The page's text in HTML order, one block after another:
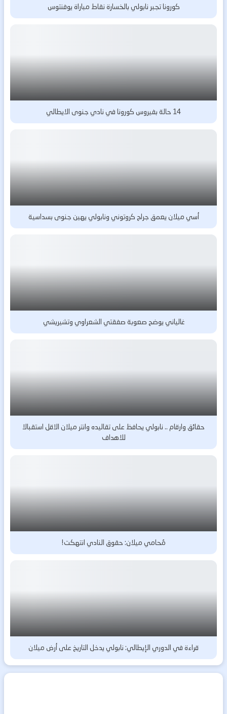
كورونا تجبر نابولي بالخسارة نقاط مباراة يوفنتوس
14 حالة بفيروس كورونا في نادي جنوى الايطالي
أسي ميلان يعمق جراح كروتوني ونابولي يهين جنوى بسداسية
غالياني يوضح صعوبة صفقتي الشعراوي وتشيريشي
حقائق وارقام .. نابولي يحافظ على تقاليده وانتر ميلان الاقل استقبالا
للاهداف
مُحامي ميلان: حقوق النادي انتهكت!
قراءة في الدوري الإيطالي: نابولي يدخل التاريخ على أرض ميلان